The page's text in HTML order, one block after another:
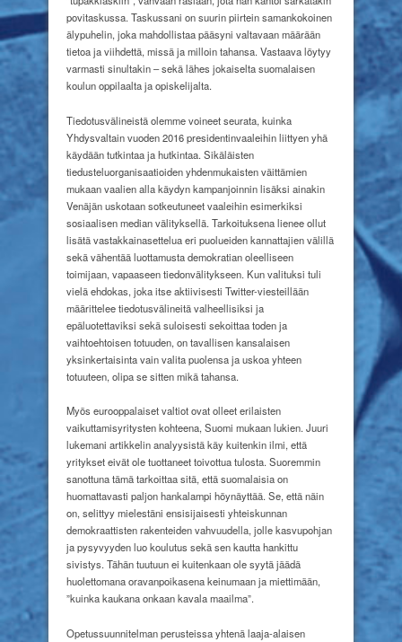
povitaskussa. Taskussani on suurin piirtein samankokoinen
älypuhelin, joka mahdollistaa pääsyni valtavaan määrään
tietoa ja viihdettä, missä ja milloin tahansa. Vastaava löytyy
varmasti sinultakin – sekä lähes jokaiselta suomalaisen
koulun oppilaalta ja opiskelijalta.
Tiedotusvälineistä olemme voineet seurata, kuinka
Yhdysvaltain vuoden 2016 presidentinvaaleihin liittyen yhä
käydään tutkintaa ja hutkintaa. Sikäläisten
tiedusteluorganisaatioiden yhdenmukaisten väittämien
mukaan vaalien alla käydyn kampanjoinnin lisäksi ainakin
Venäjän uskotaan sotkeutuneet vaaleihin esimerkiksi
sosiaalisen median välityksellä. Tarkoituksena lienee ollut
lisätä vastakkainasettelua eri puolueiden kannattajien välillä
sekä vähentää luottamusta demokratian oleelliseen
toimijaan, vapaaseen tiedonvälitykseen. Kun valituksi tuli
vielä ehdokas, joka itse aktiivisesti Twitter-viesteillään
määrittelee tiedotusvälineitä valheellisiksi ja
epäluotettaviksi sekä suloisesti sekoittaa toden ja
vaihtoehtoisen totuuden, on tavallisen kansalaisen
yksinkertaisinta vain valita puolensa ja uskoa yhteen
totuuteen, olipa se sitten mikä tahansa.
Myös eurooppalaiset valtiot ovat olleet erilaisten
vaikuttamisyritysten kohteena, Suomi mukaan lukien. Juuri
lukemani artikkelin analyysistä käy kuitenkin ilmi, että
yritykset eivät ole tuottaneet toivottua tulosta. Suoremmin
sanottuna tämä tarkoittaa sitä, että suomalaisia on
huomattavasti paljon hankalampi höynäyttää. Se, että näin
on, selittyy mielestäni ensisijaisesti yhteiskunnan
demokraattisten rakenteiden vahvuudella, jolle kasvupohjan
ja pysyvyyden luo koulutus sekä sen kautta hankittu
sivistys. Tähän tuutuun ei kuitenkaan ole syytä jäädä
huolettomana oravanpoikasena keinumaan ja miettimään,
”kuinka kaukana onkaan kavala maailma”.
Opetussuunnitelman perusteissa yhtenä laaja-alaisen